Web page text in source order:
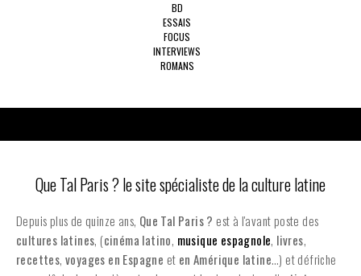
BD
ESSAIS
FOCUS
INTERVIEWS
ROMANS
Que Tal Paris ? le site spécialiste de la culture latine
Depuis plus de quinze ans, Que Tal Paris ? est à l'avant poste des
cultures latines, (cinéma latino, musique espagnole, livres,
recettes,voyages en Espagne et en Amérique latine…) et défriche